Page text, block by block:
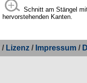
Schnitt am Stängel
hervorstehenden Kanten.
/ Lizenz / Impressum /